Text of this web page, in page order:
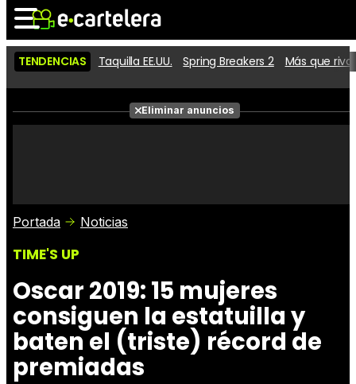
Noticias Cartelera
Películas
Críticas
TENDENCIAS Taquilla EE.UU. Spring Breakers 2 Más que
Eliminar anuncios
Portada Noticias
TIME'S UP
Oscar 2019: 15 mujeres
consiguen la estatuilla y
baten el (triste) récord de
premiadas